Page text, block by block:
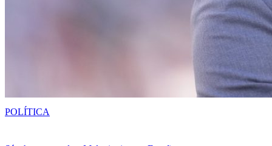
POLÍTICA